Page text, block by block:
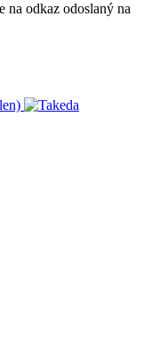
na odkaz odoslaný na